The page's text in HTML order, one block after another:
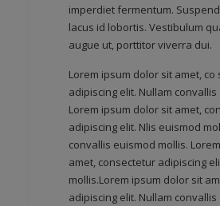
imperdiet fermentum.
lacus id lobortis. Vestibulum
augue ut, porttitor viverra dui.
Lorem ipsum dolor sit amet, co
adipiscing elit. Nullam
Lorem ipsum dolor sit amet,
adipiscing elit. Nlis euismod
convallis euismod mollis.
amet, consectetur adipiscing
mollis.Lorem ipsum dolor sit
adipiscing elit. Nullam